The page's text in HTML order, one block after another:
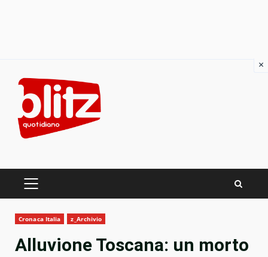
content
PRIMARY
Cronaca Italia z_Archivio
Alluvione Toscana: un morto
×